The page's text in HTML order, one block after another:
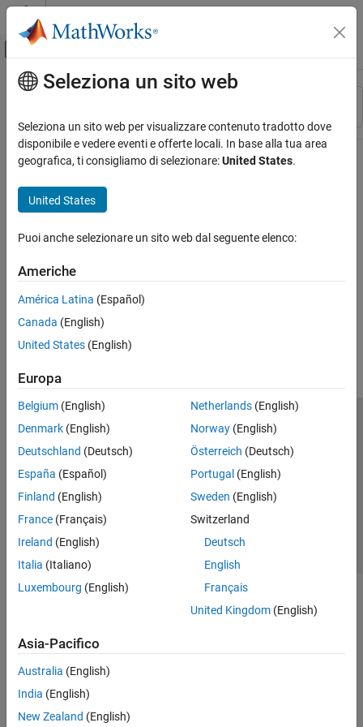
Vai al contenuto
Attiva/disattiva menu di navigazione
Risorsa
Stato
Contenuto principale
Seleziona un sito web
Seleziona un sito web per visualizzare contenuto tradotto dove
disponibile e vedere eventi e offerte locali. In base alla tua area
geografica, ti consigliamo di selezionare:United States.
United States
Puoi anche selezionare un sito web dal seguente elenco:
Americhe
América Latina (Español)
Canada (English)
United States (English)
Europa
Belgium (English)
Denmark (English)
Deutschland (Deutsch)
España (Español)
Finland (English)
France (Français)
Ireland (English)
Italia (Italiano)
Luxembourg (English)
Netherlands(English)
Norway(English)
Österreich (Deutsch)
Portugal (English)
Sweden (English)
Switzerland
Deutsch
English
Français
United Kingdom(English)
Asia-Pacifico
Australia (English)
India (English)
New Zealand (English)
Centro di fiducia
Informativa sulla privacy
Antipirateria
Stato dell'applicazione
Contatti
© 1994-2026 The MathWorks, Inc.